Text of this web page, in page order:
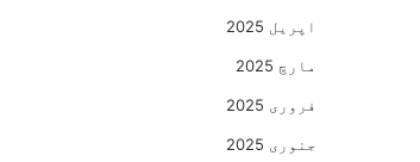
اپریل 2025
مارچ 2025
فروری 2025
جنوری 2025